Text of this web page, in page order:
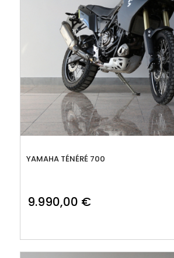
YAMAHA TÉNÉRÉ 700
9.990,00 €